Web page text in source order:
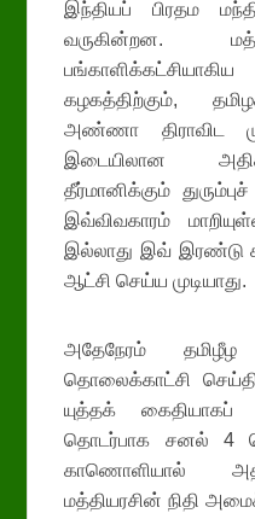
இந்தியப் பிரதம
வருகின்றன.
கழகத்திற்கும்,
அண்ணா திராவிட
இடையிலான
தீர்மானிக்கும்
இவ்விவகாரம்
இல்லாது இவ் இரண்டு
ஆட்சி செய்ய முடியாது.
அதேநேரம் தமிழீழ
தொலைக்காட்சி செய்தி
யுத்தக் கைதியாகப்
தொடர்பாக சனல் 4
காணொளியால்
மத்தியரசின் நிதி